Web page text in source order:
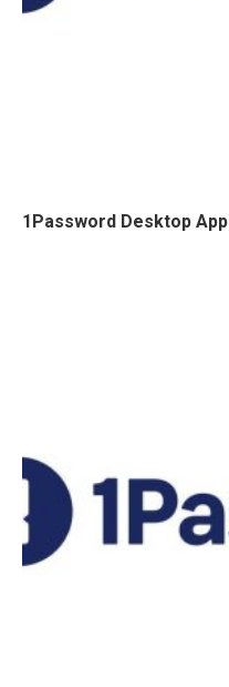
1Password Desktop App